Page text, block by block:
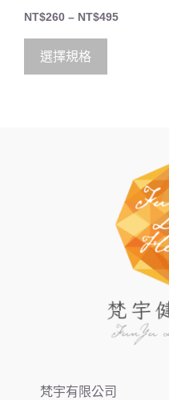
0
o
5
NT$260 – NT$495
選擇規格
梵宇有限公司